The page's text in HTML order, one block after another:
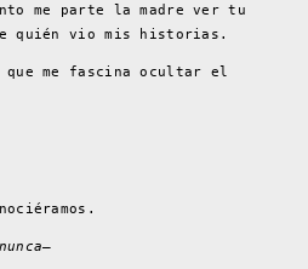
me parte la madre ver tu
quién vio mis historias.
me fascina ocultar el
nunca–